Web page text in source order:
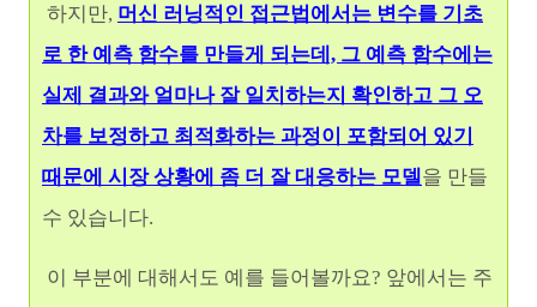
하지만, 머신 러닝적인 접근법에서는 변수를 기초
로 한 예측 함수를 만들게 되는데, 그 예측 함수에는
실제 결과와 얼마나 잘 일치하는지 확인하고 그 오
차를 보정하고 최적화하는 과정이 포함되어 있기
때문에 시장 상황에 좀 더 잘 대응하는 모델 을 만들
수 있습니다.
이 부분에 대해서도 예를 들어볼까요? 앞에서는 주